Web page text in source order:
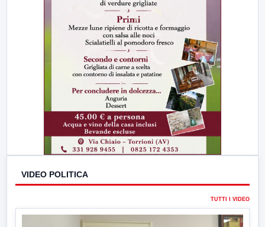
VIDEO POLITICA
TUTTI I VIDEO